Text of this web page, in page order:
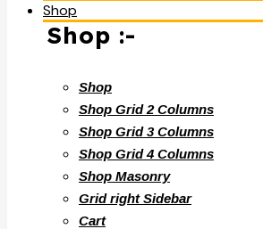
Shop
Shop :-
Shop
Shop Grid 2 Columns
Shop Grid 3 Columns
Shop Grid 4 Columns
Shop Masonry
Grid right Sidebar
Cart